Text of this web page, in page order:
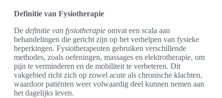
Definitie van Fysiotherapie
De definitie van fysiotherapie omvat een scala aan
behandelingen die gericht zijn op het verhelpen van fysieke
beperkingen. Fysiotherapeuten gebruiken verschillende
methodes, zoals oefeningen, massages en elektrotherapie, om
pijn te verminderen en de mobiliteit te verbeteren. Dit
vakgebied richt zich op zowel acute als chronische klachten,
waardoor patiënten weer volwaardig deel kunnen nemen aan
het dagelijks leven.